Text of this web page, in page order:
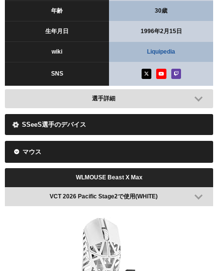
年齢 30歳
生年月日 1996年2月15日
wiki Liquipedia
SNS
選手詳細
SSeeS選手のデバイス
マウス
WLMOUSE Beast X Max
VCT 2026 Pacific Stage2で使用(WHITE)